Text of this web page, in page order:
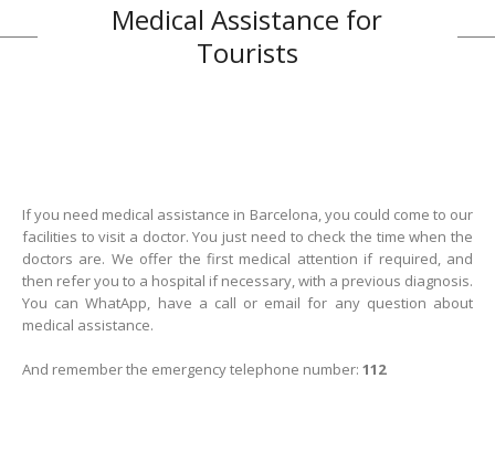
Medical Assistance for
Tourists
If you need medical assistance in Barcelona, you could come to our
facilities to visit a doctor. You just need to check the time when the
doctors are. We offer the first medical attention if required, and
then refer you to a hospital if necessary, with a previous diagnosis.
You can WhatApp, have a call or email for any question about
medical assistance.
And remember the emergency telephone number: 112